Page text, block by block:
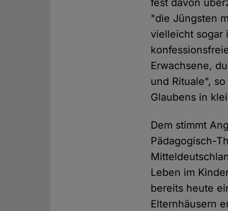
fest davon
"die Jüngsten
vielleicht sogar
Erwachsene,
und Rituale",
Glaubens in
Dem stimmt
Pädagogisch-
Leben im
bereits heute
Elternhäusern